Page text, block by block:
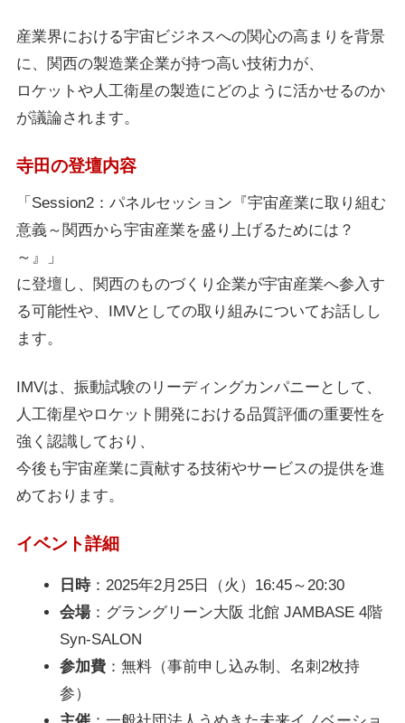
産業界における宇宙ビジネスへの関心の高まりを背景
に、関西の製造業企業が持つ高い技術力が、
ロケットや人工衛星の製造にどのように活かせるのか
が議論されます。
寺田の登壇内容
「Session2：パネルセッション『宇宙産業に取り組む
意義～関西から宇宙産業を盛り上げるためには？
～』」
に登壇し、関西のものづくり企業が宇宙産業へ参入す
る可能性や、IMVとしての取り組みについてお話しし
ます。
IMVは、振動試験のリーディングカンパニーとして、
人工衛星やロケット開発における品質評価の重要性を
強く認識しており、
今後も宇宙産業に貢献する技術やサービスの提供を進
めております。
イベント詳細
日時：2025年2月25日（火）16:45～20:30
会場：グラングリーン大阪 北館 JAMBASE 4階
Syn-SALON
参加費：無料（事前申し込み制、名刺2枚持
参）